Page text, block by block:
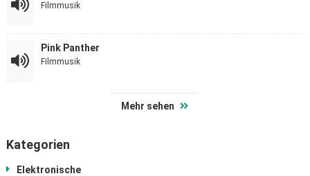
Filmmusik
Pink Panther
Filmmusik
Mehr sehen
Kategorien
Elektronische